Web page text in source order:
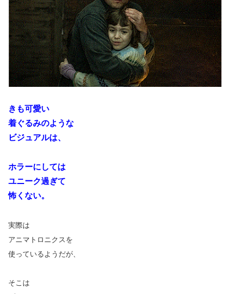
きも可愛い
着ぐるみのような
ビジュアルは、
ホラーにしては
ユニーク過ぎて
怖くない。
実際は
アニマトロニクスを
使っているようだが、
そこは